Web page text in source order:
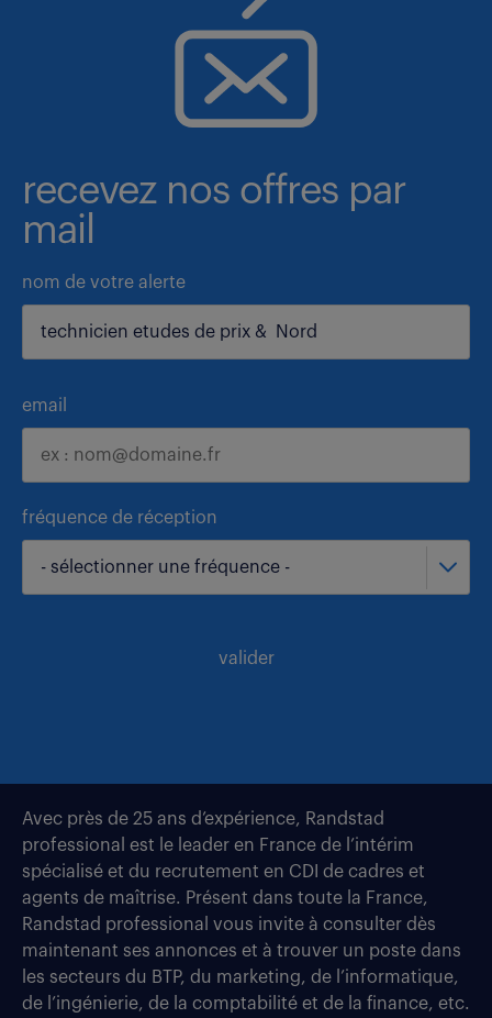
recevez nos offres par
mail
nom de votre alerte
email
fréquence de réception
- sélectionner une fréquence -
valider
Avec près de 25 ans d’expérience, Randstad
professional est le leader en France de l’intérim
spécialisé et du recrutement en CDI de cadres et
agents de maîtrise. Présent dans toute la France,
Randstad professional vous invite à consulter dès
maintenant ses annonces et à trouver un poste dans
les secteurs du BTP, du marketing, de l’informatique,
de l’ingénierie, de la comptabilité et de la finance, etc.